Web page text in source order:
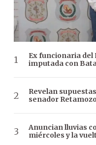
Ex funcionaria del
imputada con
Revelan
senador Retamozo
Anuncian lluvias
miércoles y la